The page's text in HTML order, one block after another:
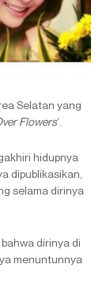
Selatan yang
Flowers‘.
hidupnya
dipublikasikan,
selama dirinya
dirinya di
menuntunnya